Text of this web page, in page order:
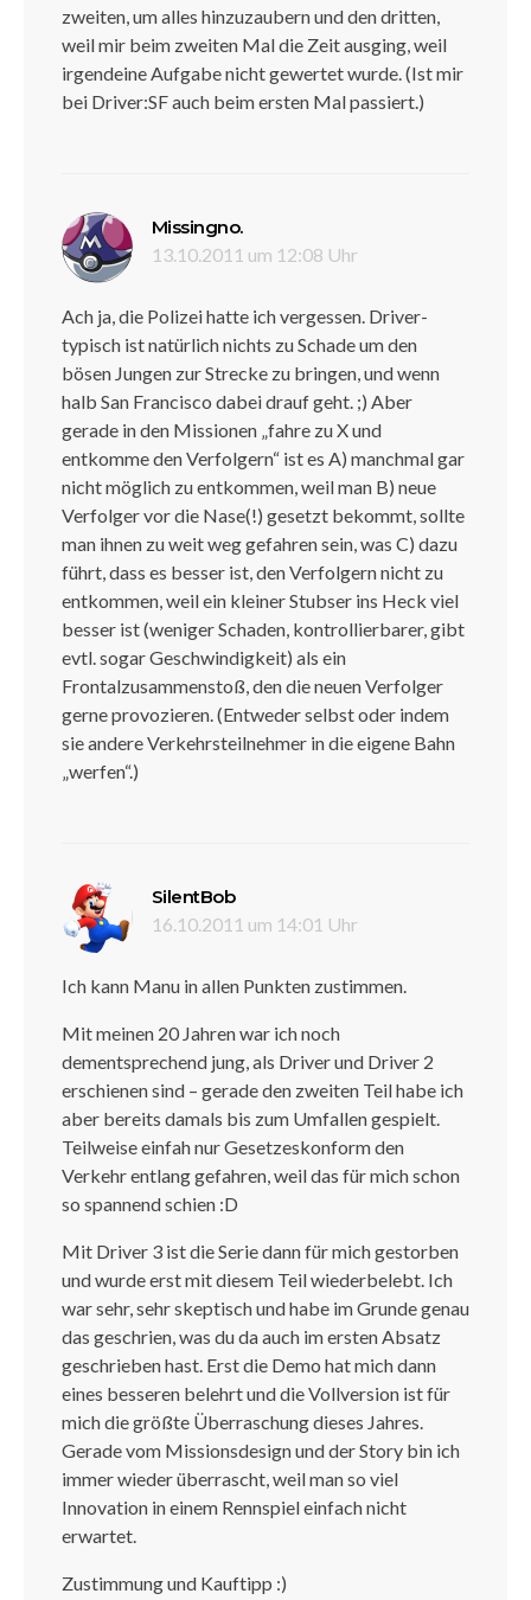
zweiten, um alles hinzuzaubern und den dritten,
weil mir beim zweiten Mal die Zeit ausging, weil
irgendeine Aufgabe nicht gewertet wurde. (Ist mir
bei Driver:SF auch beim ersten Mal passiert.)
Missingno.
13.10.2011 um 12:08 Uhr
Ach ja, die Polizei hatte ich vergessen. Driver-
typisch ist natürlich nichts zu Schade um den
bösen Jungen zur Strecke zu bringen, und wenn
halb San Francisco dabei drauf geht. ;) Aber
gerade in den Missionen „fahre zu X und
entkomme den Verfolgern“ ist es A) manchmal gar
nicht möglich zu entkommen, weil man B) neue
Verfolger vor die Nase(!) gesetzt bekommt, sollte
man ihnen zu weit weg gefahren sein, was C) dazu
führt, dass es besser ist, den Verfolgern nicht zu
entkommen, weil ein kleiner Stubser ins Heck viel
besser ist (weniger Schaden, kontrollierbarer, gibt
evtl. sogar Geschwindigkeit) als ein
Frontalzusammenstoß, den die neuen Verfolger
gerne provozieren. (Entweder selbst oder indem
sie andere Verkehrsteilnehmer in die eigene Bahn
„werfen“.)
SilentBobsagt:
16.10.2011 um 14:01 Uhr
Ich kann Manu in allen Punkten zustimmen.
Mit meinen 20 Jahren war ich noch
dementsprechend jung, als Driver und Driver 2
erschienen sind – gerade den zweiten Teil habe ich
aber bereits damals bis zum Umfallen gespielt.
Teilweise einfah nur Gesetzeskonform den
Verkehr entlang gefahren, weil das für mich schon
so spannend schien :D
Mit Driver 3 ist die Serie dann für mich gestorben
und wurde erst mit diesem Teil wiederbelebt. Ich
war sehr, sehr skeptisch und habe im Grunde genau
das geschrien, was du da auch im ersten Absatz
geschrieben hast. Erst die Demo hat mich dann
eines besseren belehrt und die Vollversion ist für
mich die größte Überraschung dieses Jahres.
Gerade vom Missionsdesign und der Story bin ich
immer wieder überrascht, weil man so viel
Innovation in einem Rennspiel einfach nicht
erwartet.
Zustimmung und Kauftipp :)